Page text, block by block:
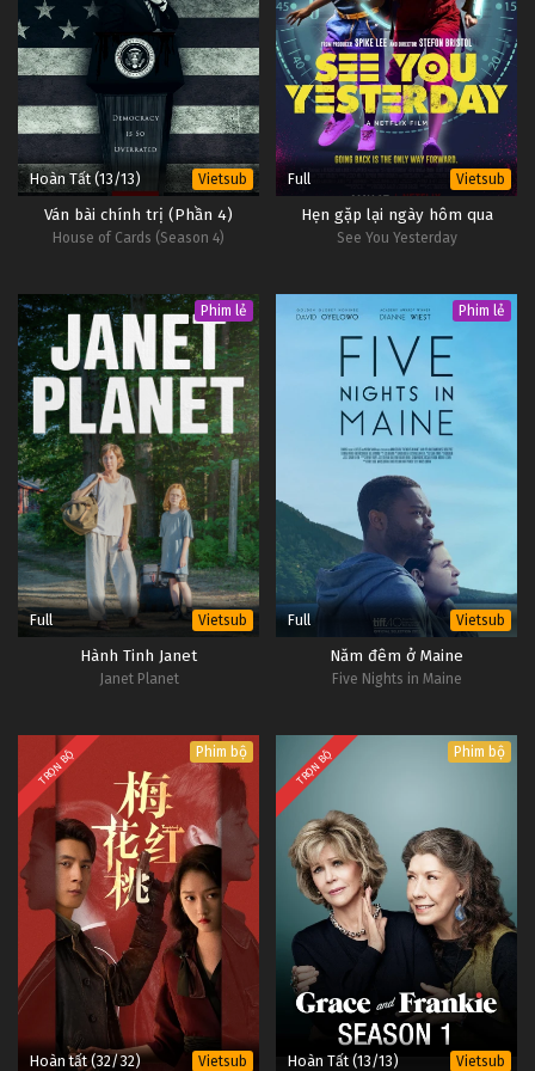
15 Vượt Đại Dương Để Yêu Em Tập 15
Vietsub
#1
14 Vượt Đại Dương Để Yêu Em Tập 14
Vietsub
#1
Hoàn Tất (13/13) Vietsub
Ván bài chính trị (Phần 4)
House of Cards (Season 4)
Full Vietsub
Hẹn gặp lại ngày hôm qua
See You Yesterday
Phim lẻ
Full Vietsub
Hành Tinh Janet
Janet Planet
Phim lẻ
Full Vietsub
Năm đêm ở Maine
Five Nights in Maine
TRỌN BỘ Phim bộ
Hoàn tất (32/32) Vietsub
TRỌN BỘ Phim bộ
Hoàn Tất (13/13) Vietsub